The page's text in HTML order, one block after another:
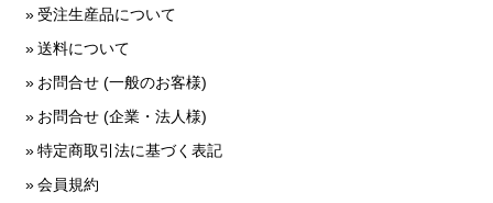
受注生産品について
送料について
お問合せ (一般のお客様)
お問合せ (企業・法人様)
特定商取引法に基づく表記
会員規約